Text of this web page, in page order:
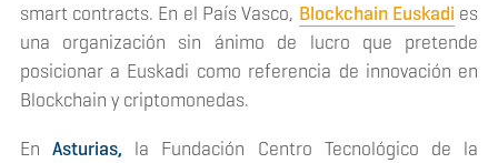
smart contracts. En el País Vasco, Blockchain Euskadi es
una organización sin ánimo de lucro que pretende
posicionar a Euskadi como referencia de innovación en
Blockchain y criptomonedas.
En Asturias, la Fundación Centro Tecnológico de la